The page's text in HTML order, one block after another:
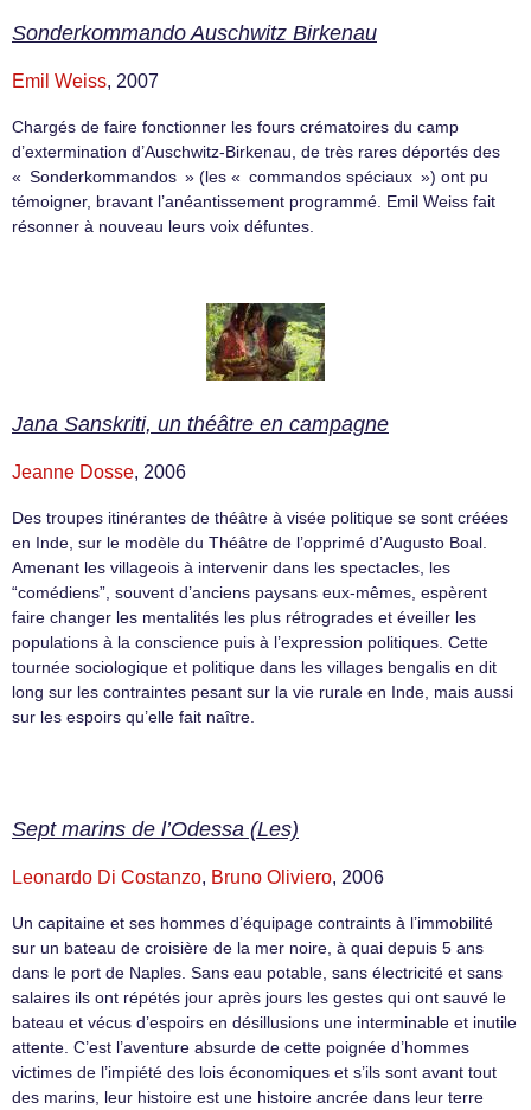
Sonderkommando Auschwitz Birkenau
Emil Weiss, 2007
Chargés de faire fonctionner les fours crématoires du camp
d’extermination d’Auschwitz-Birkenau, de très rares déportés des
« Sonderkommandos » (les « commandos spéciaux ») ont pu
témoigner, bravant l’anéantissement programmé. Emil Weiss fait
résonner à nouveau leurs voix défuntes.
Jana Sanskriti, un théâtre en campagne
Jeanne Dosse, 2006
Des troupes itinérantes de théâtre à visée politique se sont créées
en Inde, sur le modèle du Théâtre de l’opprimé d’Augusto Boal.
Amenant les villageois à intervenir dans les spectacles, les
“comédiens”, souvent d’anciens paysans eux-mêmes, espèrent
faire changer les mentalités les plus rétrogrades et éveiller les
populations à la conscience puis à l’expression politiques. Cette
tournée sociologique et politique dans les villages bengalis en dit
long sur les contraintes pesant sur la vie rurale en Inde, mais aussi
sur les espoirs qu’elle fait naître.
Sept marins de l’Odessa (Les)
Leonardo Di Costanzo, Bruno Oliviero, 2006
Un capitaine et ses hommes d’équipage contraints à l’immobilité
sur un bateau de croisière de la mer noire, à quai depuis 5 ans
dans le port de Naples. Sans eau potable, sans électricité et sans
salaires ils ont répétés jour après jours les gestes qui ont sauvé le
bateau et vécus d’espoirs en désillusions une interminable et inutile
attente. C’est l’aventure absurde de cette poignée d’hommes
victimes de l’impiété des lois économiques et s’ils sont avant tout
des marins, leur histoire est une histoire ancrée dans leur terre